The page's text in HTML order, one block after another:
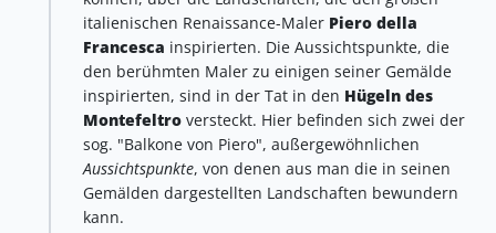
italienischen Renaissance-Maler Piero della
Francesca inspirierten. Die Aussichtspunkte, die
den berühmten Maler zu einigen seiner Gemälde
inspirierten, sind in der Tat in den Hügeln des
Montefeltro versteckt. Hier befinden sich zwei der
sog. "Balkone von Piero", außergewöhnlichen
Aussichtspunkte, von denen aus man die in seinen
Gemälden dargestellten Landschaften bewundern
kann.